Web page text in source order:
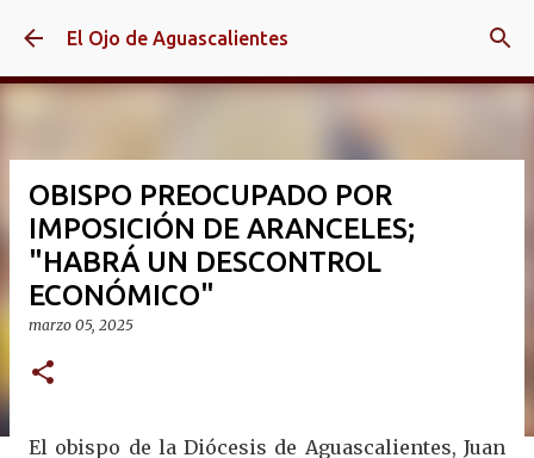
Ir al contenido principal
El Ojo de Aguascalientes
OBISPO PREOCUPADO POR
IMPOSICIÓN DE ARANCELES;
"HABRÁ UN DESCONTROL
ECONÓMICO"
marzo 05, 2025
El obispo de la Diócesis de Aguascalientes, Juan